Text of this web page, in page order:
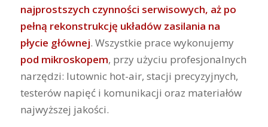
najprostszych czynności serwisowych, aż po
pełną rekonstrukcję układów zasilania na
płycie głównej. Wszystkie prace wykonujemy
pod mikroskopem, przy użyciu profesjonalnych
narzędzi: lutownic hot-air, stacji precyzyjnych,
testerów napięć i komunikacji oraz materiałów
najwyższej jakości.